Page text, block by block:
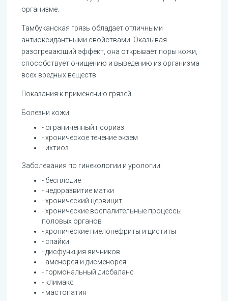
организме.
Тамбуканская грязь обладает отличными
антиоксидантными свойствами. Оказывая
разогревающий эффект, она открывает поры кожи,
способствует очищению и выведению из организма
всех вредных веществ.
Показания к применению грязей
Болезни кожи:
- ограниченный псориаз
- хроническое течение экзем
- ихтиоз
Заболевания по гинекологии и урологии:
- бесплодие
- недоразвитие матки
- хронический цервицит
- хронические воспалительные процессы
половых органов
- хронические пиелонефриты и циститы
- спайки
- дисфункция яичников
- аменорея и дисменорея
- гормональный дисбаланс
- климакс
- мастопатия